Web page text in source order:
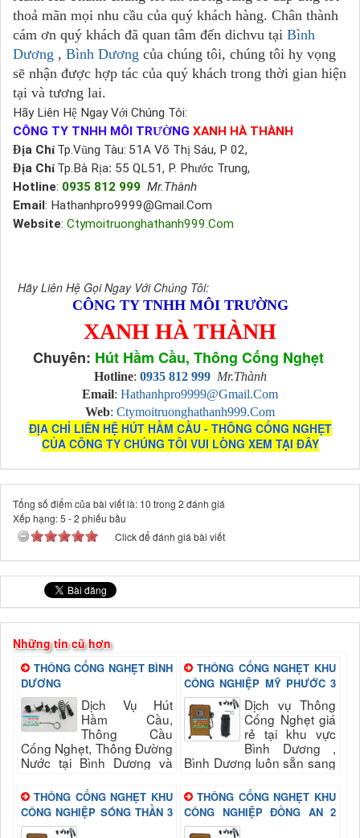
thoả mãn mọi nhu cầu của quý khách hàng. Chân thành
cám ơn quý khách đã quan tâm đến dichvu tại Bình
Dương , Bình Dương của chúng tôi, chúng tôi hy vọng
sẽ nhận được hợp tác của quý khách trong thời gian hiện
tại và tương lai.
Hãy Liên Hệ Ngay Với Chúng Tôi:
CÔNG TY TNHH MÔI TRƯỜNG XANH HÀ THÀNH
Địa Chỉ Tp.Vũng Tàu: 51A Võ Thị Sáu, P 02,
Địa Chỉ Tp.Bà Rịa: 55 QL51, P. Phước Trung,
Hotline: 0935 812 999 Mr.Thành
Email: Hathanhpro9999@Gmail.Com
Website: Ctymoitruonghathanh999.Com
Hãy Liên Hệ Gọi Ngay Với Chúng Tôi:
CÔNG TY TNHH MÔI TRƯỜNG
XANH HÀ THÀNH
Chuyên: Hút Hầm Cầu, Thông Cống Nghẹt
Hotline: 0935 812 999 Mr.Thành
Email: Hathanhpro9999@gmail.com
Web: Ctymoitruonghathanh999.com
ĐỊA CHỈ LIÊN HỆ HÚT HẦM CẦU - THÔNG CỐNG NGHẸT
CỦA CÔNG TY CHÚNG TÔI VUI LÒNG XEM TẠI ĐÂY
Tổng số điểm của bài viết là: 10 trong 2 đánh giá
Xếp hạng:5 -2 phiếu bầu
Click để đánh giá bài viết
Những tin cũ hơn
THÔNG CỐNG NGHẸT BÌNH
DƯƠNG
Dịch Vụ Hút
Hầm Cầu,
Thông Cầu
Cống Nghẹt, Thông Đường
Nước tại Bình Dương và
Ty TNHH Môi Trường Xanh
Hà Thành
THÔNG CỐNG NGHẸT KHU
CÔNG NGHIỆP MỸ PHƯỚC 3
BÌNH DƯƠNGDịch vụ Thông
Cống Nghẹt giá
rẻ tại khu vực
Bình Dương ,
Bình Dương luôn sẵn sang
và đảm bảo uy tín, chất
lượng hài long quý...
THÔNG CỐNG NGHẸT KHU
CÔNG NGHIỆP SÓNG THẦN 3
BÌNH DƯƠNG
THÔNG CỐNG NGHẸT KHU
CÔNG NGHIỆP ĐỒNG AN 2
BÌNH DƯƠNG